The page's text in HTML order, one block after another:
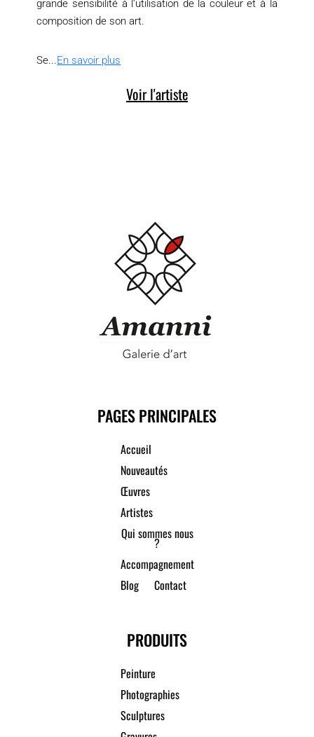
grande sensibilité à l’utilisation de la couleur et à la
composition de son art.
Se...En savoir plus
Voir l'artiste
PAGES PRINCIPALES
Accueil
Nouveautés
Œuvres
Artistes
Qui sommes nous
?
Accompagnement
Blog
Contact
PRODUITS
Peinture
Photographies
Sculptures